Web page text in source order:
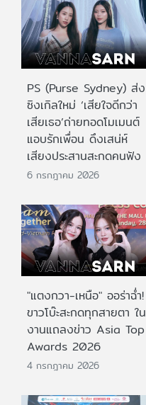
PS (Purse Sydney) ส่ง
ซิงเกิลใหม่ ‘เสียใจดีกว่า
เสียเธอ’ถ่ายทอดโมเมนต์
แอบรักเพื่อน ดึงเสน่ห์
เสียงประสานสะกดคนฟัง
6 กรกฎาคม 2026
"แตงกวา-เหนือ" ออร่าฉ่ำ!
ขาวโบ๊ะสะกดทุกสายตา ใน
งานแถลงข่าว Asia Top
Awards 2026
4 กรกฎาคม 2026